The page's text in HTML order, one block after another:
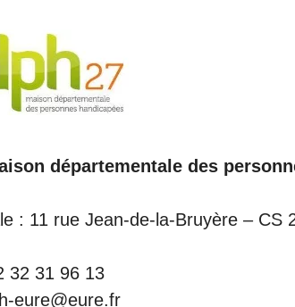
départementale des
: 11 rue Jean-de-la-Bruyère – CS
32 31 96 13
eure@eure.fr